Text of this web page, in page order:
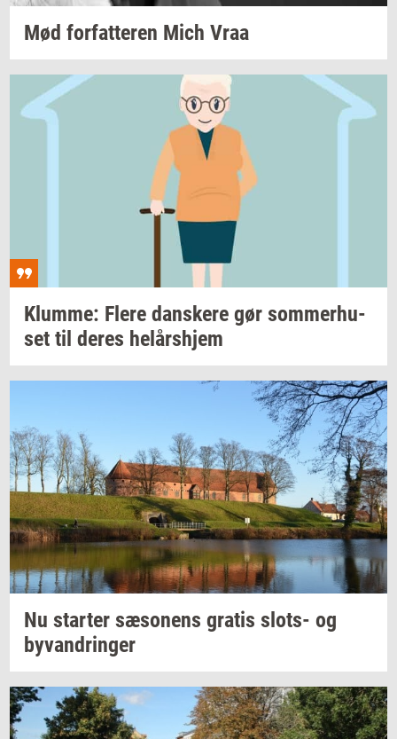
Mød for­fat­te­ren Mich Vraa
Klum­me: Flere dan­ske­re gør som­mer­hu­
set til deres helårs­hjem
Nu star­ter sæ­so­nens gra­tis slots-​ og
byvan­drin­ger